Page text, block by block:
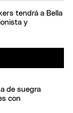
tendrá a Bella
y
de suegra
con